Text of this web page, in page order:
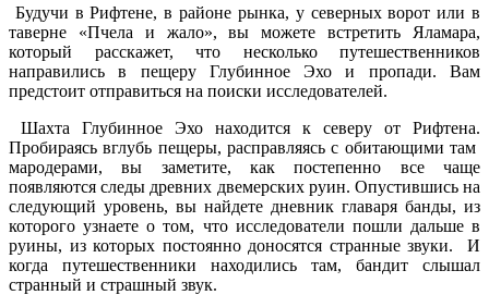
Будучи в Рифтене, в районе рынка, у северных ворот или в
таверне «Пчела и жало», вы можете встретить Яламара,
который расскажет, что несколько путешественников
направились в пещеру Глубинное Эхо и пропади. Вам
предстоит отправиться на поиски исследователей.
Шахта Глубинное Эхо находится к северу от Рифтена.
Пробираясь вглубь пещеры, расправляясь с обитающими там
мародерами, вы заметите, как постепенно все чаще
появляются следы древних двемерских руин. Опустившись на
следующий уровень, вы найдете дневник главаря банды, из
которого узнаете о том, что исследователи пошли дальше в
руины, из которых постоянно доносятся странные звуки. И
когда путешественники находились там, бандит слышал
странный и страшный звук.